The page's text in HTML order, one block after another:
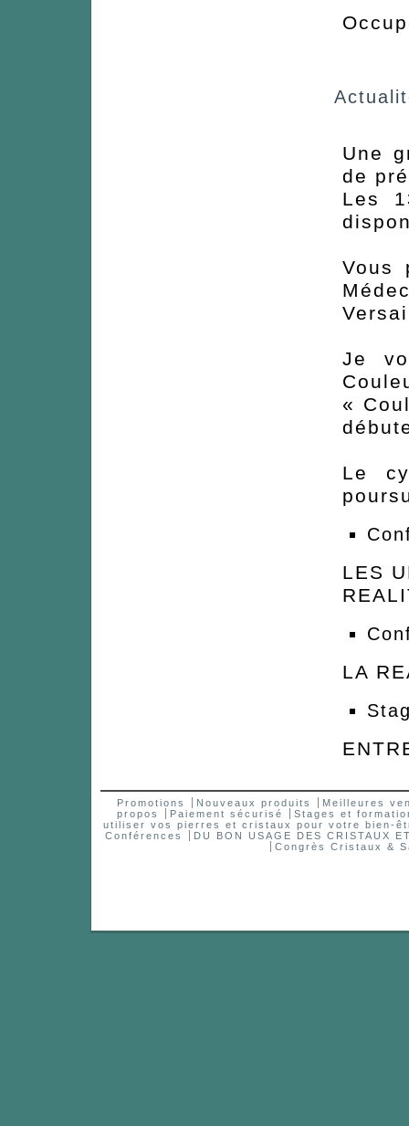
Une
de
Les
Vous
Je
«
Le
LES
LA
Promotions Nouveaux produits
Meilleures
propos
Paiement sécurisé
Stages et
utiliser vos pierres et cristaux pour votre bien-
Conférences
DU BON USAGE DES CRISTAUX
Congrès Cristaux &